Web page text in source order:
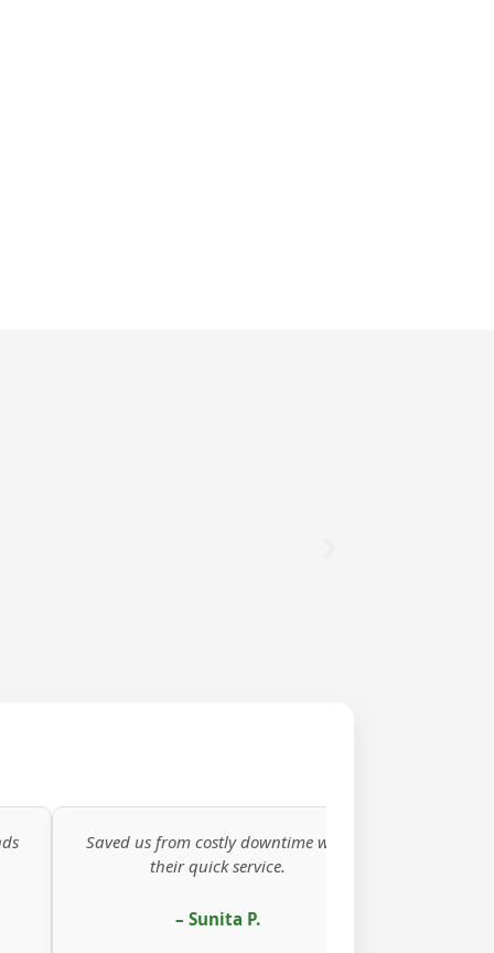
us from costly downtime with
their quick service.